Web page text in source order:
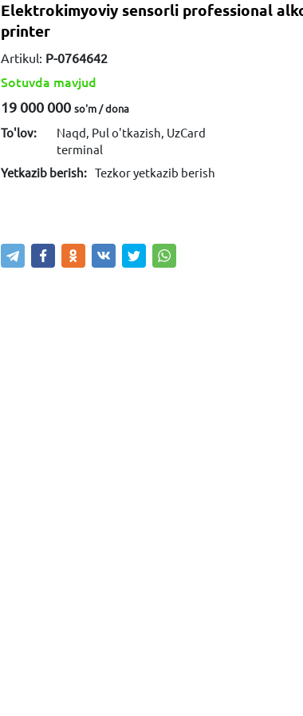
Elektrokimyoviy sensorli professional
printer
Artikul: P-0764642
Sotuvda mavjud
19 000 000 so'm / dona
To'lov:
Naqd, Pul o'tkazish, UzCard
terminal
Yetkazib berish:
Tezkor yetkazib berish